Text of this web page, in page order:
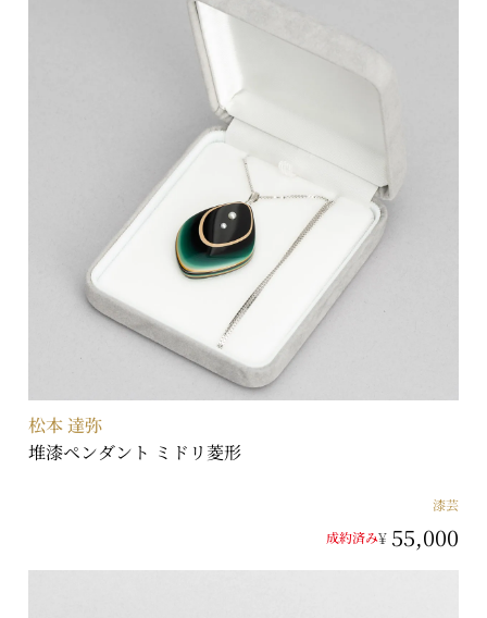
松本 達弥
堆漆ペンダント ミドリ菱形
漆芸
成約済み¥ 55,000